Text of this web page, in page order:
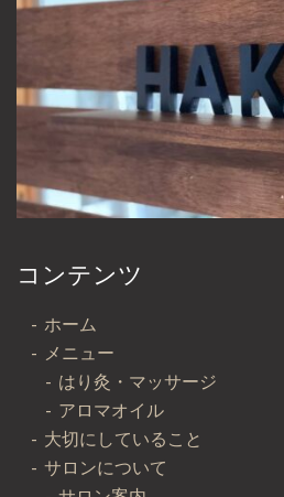
コンテンツ
ホーム
メニュー
はり灸・マッサージ
アロマオイル
大切にしていること
サロンについて